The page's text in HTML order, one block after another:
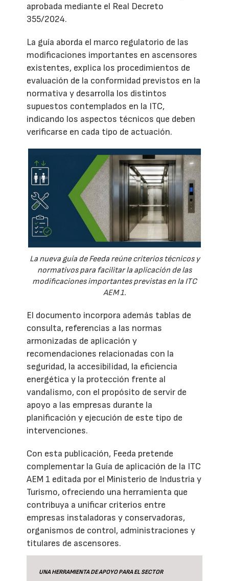
aprobada mediante el Real Decreto
355/2024.
La guía aborda el marco regulatorio de las
modificaciones importantes en ascensores
existentes, explica los procedimientos de
evaluación de la conformidad previstos en la
normativa y desarrolla los distintos
supuestos contemplados en la ITC,
indicando los aspectos técnicos que deben
verificarse en cada tipo de actuación.
La nueva guía de Feeda reúne criterios técnicos y
normativos para facilitar la aplicación de las
modificaciones importantes previstas en la ITC
AEM 1.
El documento incorpora además tablas de
consulta, referencias a las normas
armonizadas de aplicación y
recomendaciones relacionadas con la
seguridad, la accesibilidad, la eficiencia
energética y la protección frente al
vandalismo, con el propósito de servir de
apoyo a las empresas durante la
planificación y ejecución de este tipo de
intervenciones.
Con esta publicación, Feeda pretende
complementar la Guía de aplicación de la ITC
AEM 1 editada por el Ministerio de Industria y
Turismo, ofreciendo una herramienta que
contribuya a unificar criterios entre
empresas instaladoras y conservadoras,
organismos de control, administraciones y
titulares de ascensores.
UNA HERRAMIENTA DE APOYO PARA EL SECTOR